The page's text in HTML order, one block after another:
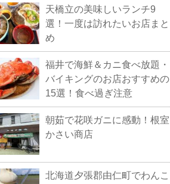
天橋立の美味しいランチ9
選！一度は訪れたいお店まと
め
福井で海鮮＆カニ食べ放題・
バイキングのお店おすすめの
15選！食べ過ぎ注意
朝茹で花咲ガニに感動！根室
かさい商店
北海道夕張郡由仁町でわんこ